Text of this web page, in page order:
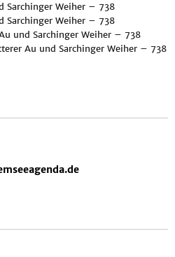
Sarchinger Weiher – 738
Sarchinger Weiher – 738
und Sarchinger Weiher – 738
Au und Sarchinger Weiher – 738